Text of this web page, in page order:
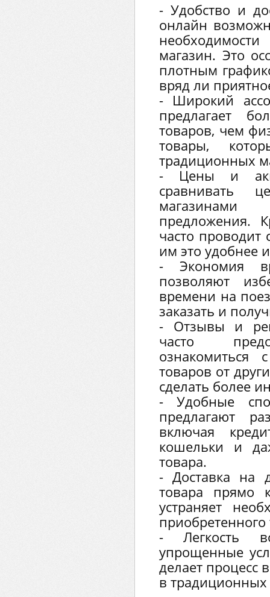
- Удобство и
онлайн
магазин. Это
плотным
вряд ли
- Широкий
предлагает
товаров, чем
товары,
традиционных
- Цены и
сравнивать
предложения.
часто проводит
им это удобнее
- Экономия
позволяют
времени на
заказать и
- Отзывы и
часто
ознакомиться
товаров от
сделать более
- Удобные
предлагают
включая
кошельки и
товара.
- Доставка на
товара прямо
устраняет
приобретенного
- Легкость
упрощенные
делает процесс
в традиционных